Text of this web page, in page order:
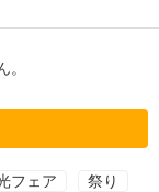
フェア 祭り